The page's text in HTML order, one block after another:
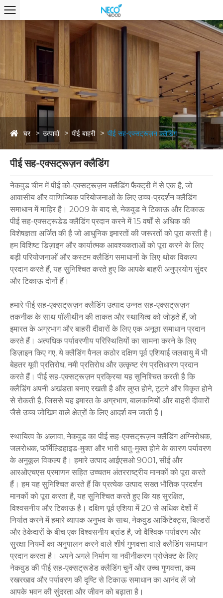
घर उत्पादों पीई बाहरी पीई सह-एक्सट्रूज़न क्लैडिंग
पीई सह-एक्सट्रूज़न क्लैडिंग
नेकवुड चीन में पीई को-एक्सट्रूज़न क्लैडिंग फैक्ट्री में से एक है, जो
आवासीय और वाणिज्यिक परियोजनाओं के लिए उच्च-प्रदर्शन क्लैडिंग
समाधान में माहिर है। 2009 के बाद से, नेकवुड ने टिकाऊ और टिकाऊ
पीई सह-एक्सट्रूडेड क्लैडिंग प्रदान करने में 15 वर्षों से अधिक की
विशेषज्ञता अर्जित की है जो आधुनिक इमारतों की जरूरतों को पूरा करती है।
हम विशिष्ट डिज़ाइन और कार्यात्मक आवश्यकताओं को पूरा करने के लिए
बड़ी परियोजनाओं और कस्टम क्लैडिंग समाधानों के लिए थोक विकल्प
प्रदान करते हैं, यह सुनिश्चित करते हुए कि आपके बाहरी अनुप्रयोग सुंदर
और टिकाऊ दोनों हैं।
हमारे पीई सह-एक्सट्रूज़न क्लैडिंग उत्पाद उन्नत सह-एक्सट्रूज़न
तकनीक के साथ पॉलीथीन की ताकत और स्थायित्व को जोड़ते हैं, जो
इमारत के अग्रभाग और बाहरी दीवारों के लिए एक अनूठा समाधान प्रदान
करते हैं। अत्यधिक पर्यावरणीय परिस्थितियों का सामना करने के लिए
डिज़ाइन किए गए, ये क्लैडिंग पैनल कठोर दक्षिण पूर्व एशियाई जलवायु में भी
बेहतर यूवी प्रतिरोध, नमी प्रतिरोध और उत्कृष्ट रंग प्रतिधारण प्रदान
करते हैं। पीई सह-एक्सट्रूज़न प्रक्रिया यह सुनिश्चित करती है कि
क्लैडिंग अपनी अखंडता बनाए रखती है और लुप्त होने, टूटने और विकृत होने
से रोकती है, जिससे यह इमारत के अग्रभाग, बालकनियों और बाहरी दीवारों
जैसे उच्च जोखिम वाले क्षेत्रों के लिए आदर्श बन जाती है।
स्थायित्व के अलावा, नेकवुड का पीई सह-एक्सट्रूज़न क्लैडिंग अग्निरोधक,
जलरोधक, फॉर्मेल्डिहाइड-मुक्त और भारी धातु-मुक्त होने के कारण पर्यावरण
के अनुकूल विकल्प है। हमारे उत्पाद आईएसओ 9001, सीई और
आरओएचएस प्रमाणन सहित उच्चतम अंतरराष्ट्रीय मानकों को पूरा करते
हैं। हम यह सुनिश्चित करते हैं कि प्रत्येक उत्पाद सख्त भौतिक प्रदर्शन
मानकों को पूरा करता है, यह सुनिश्चित करते हुए कि यह सुरक्षित,
विश्वसनीय और टिकाऊ है। दक्षिण पूर्व एशिया में 20 से अधिक देशों में
निर्यात करने में हमारे व्यापक अनुभव के साथ, नेकवुड आर्किटेक्ट्स, बिल्डरों
और ठेकेदारों के बीच एक विश्वसनीय ब्रांड है, जो वैश्विक पर्यावरण और
सुरक्षा नियमों का अनुपालन करने वाले शीर्ष गुणवत्ता वाले क्लैडिंग समाधान
प्रदान करता है। अपने अगले निर्माण या नवीनीकरण प्रोजेक्ट के लिए
नेकवुड की पीई सह-एक्सट्रूडेड क्लैडिंग चुनें और उच्च गुणवत्ता, कम
रखरखाव और पर्यावरण की दृष्टि से टिकाऊ समाधान का आनंद लें जो
आपके भवन की सुंदरता और जीवन को बढ़ाता है।